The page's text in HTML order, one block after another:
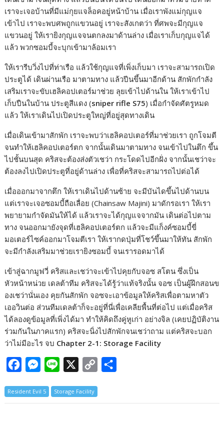
เราจะเจอบ้านที่มีแม่กุยแจล็อคอยู่หน้าบ้าน เมื่อเราพังแม่กุญแจ
เข้าไป เราจะพบศพถูกแขวนอยู่ เราจะสังเกตว่า ที่ศพจะมีกุญแจ
แขวนอยู่ ให้เรายิงกุญแจจนตกลงมาด้านล่าง เมื่อเราเก็บกุญแจได้
แล้ว พวกซอมบี้จะบุกเข้ามาล้อมเรา
ให้เรารีบวิ่งไปที่ท่าเรือ แล้วใช้กุญแจที่เพิ่งเก็บมา เราจะสามารถเปิด
ประตูได้ เดินผ่านเรือ มาตามทาง แล้วปีนขึ้นมาอีกด้าน สักพักกำลัง
เสริมเราจะขับเฮลิคอปเตอร์มาช่วย ลุยเข้าไปด้านใน ให้เราเข้าไป
เก็บปืนในบ้าน ประตูสีแดง (sniper rifle S75) เมื่อกำจัดศัตรูหมด
แล้ว ให้เราเดินไปเปิดประตูใหญ่ที่อยู่สุดทางเดิน
เมื่อเดินเข้ามาสักพัก เราจะพบว่าเฮลิคอปเตอร์ที่มาช่วยเรา ถูกโจมตี
จนทำให้เฮลิคอปเตอร์ตก จากนั้นเดินมาตามทาง จนเข้าไปในตึก ขึ้น
ไปชั้นบนสุด คริสจะต้องส่งตัวเชว่า กระโดดไปอีกฝั่ง จากนั้นเชว่าจะ
ต้องลงไปเปิดประตูที่อยู่ด้านล่าง เพื่อที่คริสจะสามารถไปต่อได้
เมื่อออกมาจากตึก ให้เราเดินไปด้านซ้าย จะมีบันไดขึ้นไปด้านบน
แต่เราจะเจอซอมบี้ถือเลื่อย (Chainsaw Majini) มาดักรอเรา ให้เรา
พยายามกำจัดมันให้ได้ แล้วเราจะได้กุญแจจากมัน เดินต่อไปตาม
ทาง จนออกมายังจุดที่เฮลิคอปเตอร์ตก แล้วจะมีแก็งค์ซอมบี้ขี่
มอเตอร์ไซค์ออกมาโจมตีเรา ให้เรากดปุ่มที่โชว์ขึ้นมาให้ทัน สักพัก
จะมีกำลังเสริมมาช่วยเรายิงซอมบี้ จนเรารอดมาได้
เข้าสู่ฉากมูฟวี่ คริสและเชว่าจะเข้าไปคุยกับจอซ สโตน ซึ่งเป็น
หัวหน้าหน่วย เดลต้าทีม คริสจะได้รู้ว่าแท้จริงนั้น จอซ เป็นผู้ฝึกสอนข
องเชว่านั่นเอง คุยกันสักพัก จอซจะเอาข้อมูลให้คริสเพื่อตามหาตัว
เออวินต่อ ส่วนทีมเดลต้าก็จะอยู่ที่นี่เพื่อเคลียพื้นที่ต่อไป แต่เมื่อคริส
ได้ลองดูข้อมูลที่เพิ่งได้มา ทำให้คิดถึงคู่หูเก่า อย่างจิล (เคยปฏิบัติงาน
ร่วมกันในภาคแรก) คริสจะนิ่งไปสักพักจนเชว่าถาม แต่คริสจะบอก
ว่าไม่มีอะไร จบ Chapter 2-1: Storage Facility
c
M
s
n
Resident Evil 5 Storage Facility